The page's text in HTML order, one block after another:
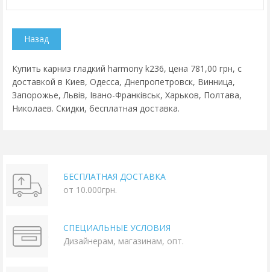
Купить карниз гладкий harmony k236, цена 781,00 грн, с
доставкой в Киев, Одесса, Днепропетровск, Винница,
Запорожье, Львів, Івано-Франківськ, Харьков, Полтава,
Николаев. Скидки, бесплатная доставка.
БЕСПЛАТНАЯ ДОСТАВКА
от 10.000грн.
СПЕЦИАЛЬНЫЕ УСЛОВИЯ
Дизайнерам, магазинам, опт.